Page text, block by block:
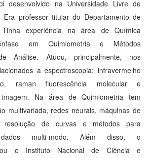
desenvolvido na Universidade Livre de
Era professor titular do Departamento de
Tinha experiência na área de Química
em Quimiometria e Métodos
Análise. Atuou, principalmente, nos
a espectroscopia: infravermelho
raman fluorescência molecular e
Na área de Quimiometria tem
multivariada, redes neurais, máquinas de
de curvas e métodos para
multi-modo. Além disso, o
o Instituto Nacional de Ciência e